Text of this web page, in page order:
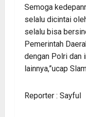
Semoga
selalu dicintai
selalu bisa
Pemerintah
dengan Polri dan
lainnya,”ucap
Reporter : Sayful